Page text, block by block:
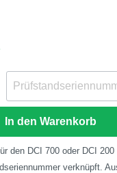
In den Warenkorb
den DCI 700 oder DCI 200
verknüpft.